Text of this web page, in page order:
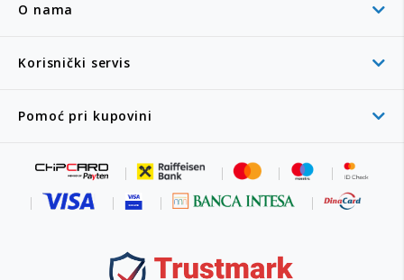
O nama
Korisnički servis
Pomoć pri kupovini